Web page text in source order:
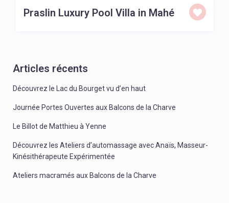
Praslin Luxury Pool Villa in Mahé
Articles récents
Découvrez le Lac du Bourget vu d’en haut
Journée Portes Ouvertes aux Balcons de la Charve
Le Billot de Matthieu à Yenne
Découvrez les Ateliers d’automassage avec Anaïs, Masseur-
Kinésithérapeute Expérimentée
Ateliers macramés aux Balcons de la Charve